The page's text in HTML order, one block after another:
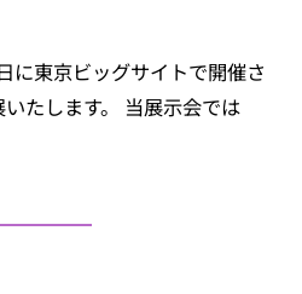
に東京ビッグサイトで開催さ
たします。 当展示会では